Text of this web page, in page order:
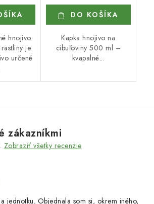
hnojivo
je
určené
DO KOŠÍKA
Kapka hnojivo na
cibuľoviny 500 ml –
kvapalné...
zákazníkmi
Zobraziť všetky recenzie
jednotku. Objednala som si, okrem iného,